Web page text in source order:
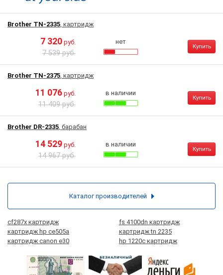
Brother TN-2335, картридж
7 320 руб.
7 539 руб.
нет
Купить
Brother TN-2375, картридж
11 076 руб.
11 409 руб.
в наличии
Купить
Brother DR-2335, барабан
14 529 руб.
14 967 руб.
в наличии
Купить
cf287x картридж
fs 4100dn картридж
картридж hp ce505a
картридж tn 2235
картридж canon e30
hp 1220c картридж